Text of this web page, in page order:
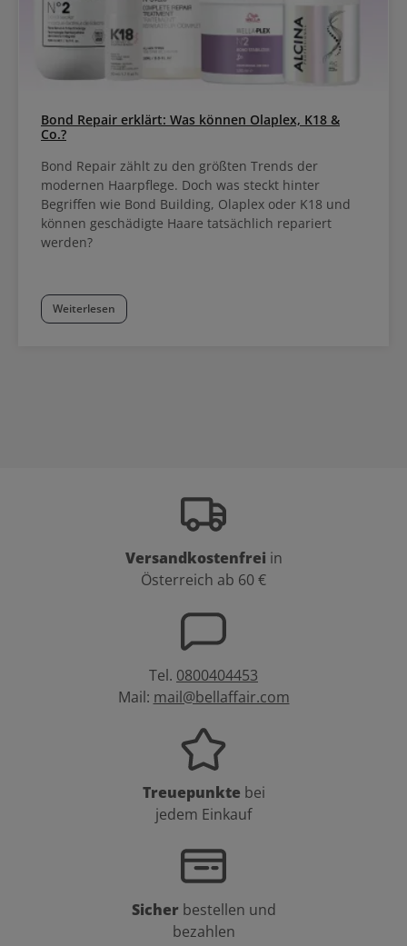
Bond Repair erklärt: Was können Olaplex, K18 &
Co.?
Bond Repair zählt zu den größten Trends der
modernen Haarpflege. Doch was steckt hinter
Begriffen wie Bond Building, Olaplex oder K18 und
können geschädigte Haare tatsächlich repariert
werden?
Weiterlesen
Versandkostenfrei in
Österreich ab 60 €
Tel. 0800404453
Mail: mail@bellaffair.com
Treuepunkte bei
jedem Einkauf
Sicher bestellen und
bezahlen